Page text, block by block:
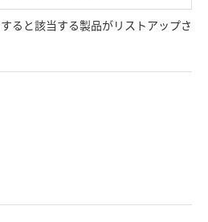
ると該当する製品がリストアップさ